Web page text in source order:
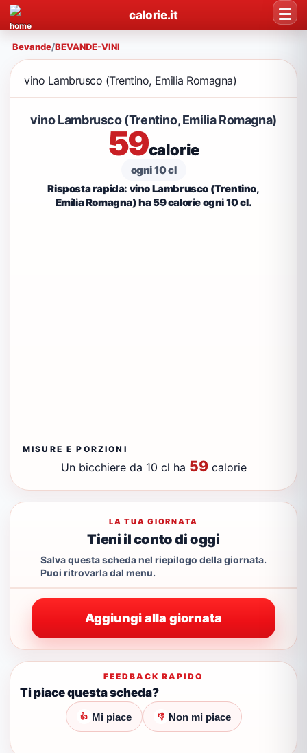
calorie.it
Bevande/BEVANDE-VINI
vino Lambrusco (Trentino, Emilia Romagna)
vino Lambrusco (Trentino, Emilia Romagna)
59calorie
ogni 10 cl
Risposta rapida: vino Lambrusco (Trentino,
Emilia Romagna) ha 59 calorie ogni 10 cl.
MISURE E PORZIONI
Un bicchiere da 10 cl ha 59calorie
LA TUA GIORNATA
Tieni il conto di oggi
Salva questa scheda nel riepilogo della giornata.
Puoi ritrovarla dal menu.
Aggiungi alla giornata
FEEDBACK RAPIDO
Ti piace questa scheda?
👍 Mi piace 👎 Non mi piace